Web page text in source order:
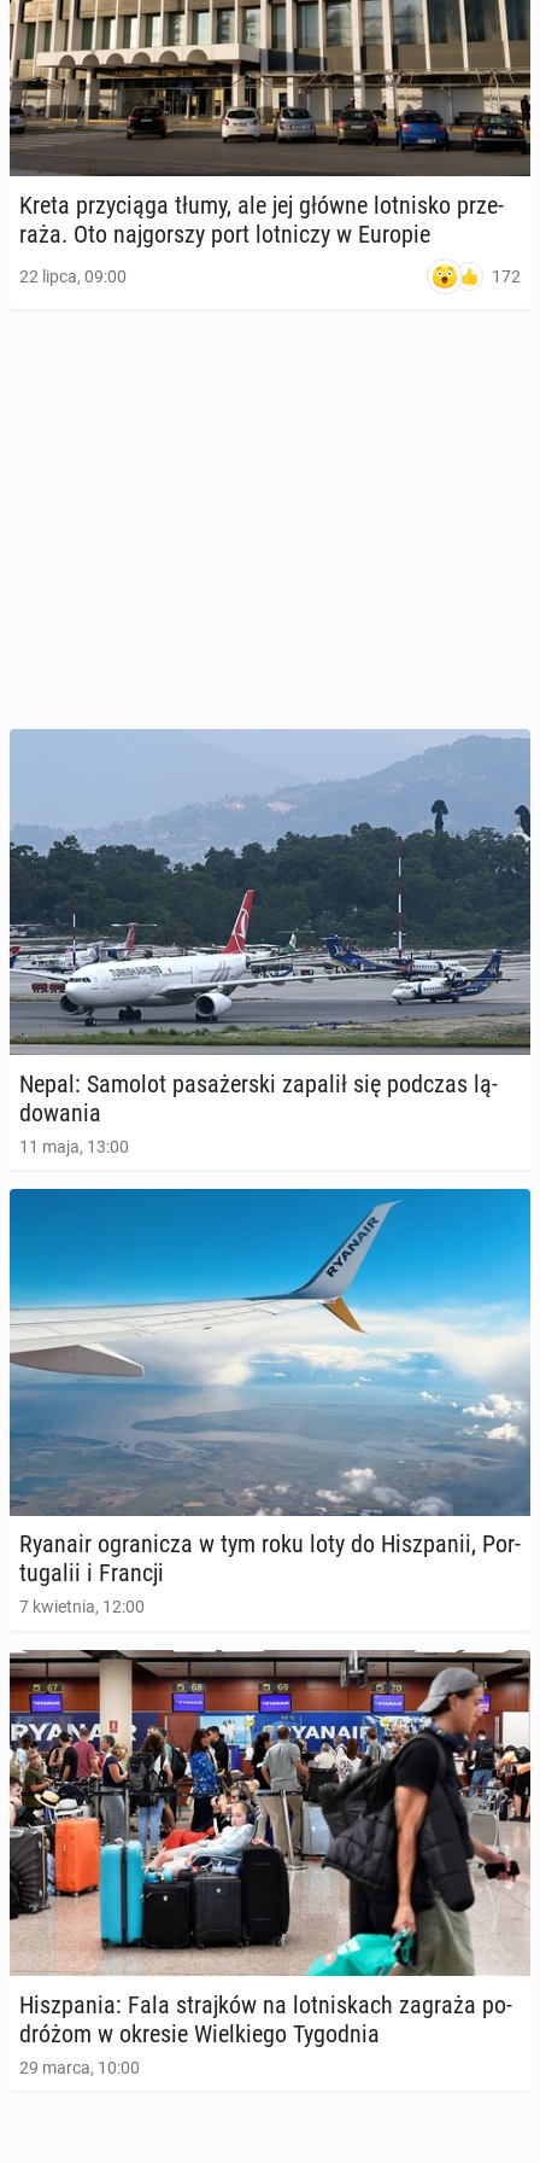
Kreta przy­cią­ga tłumy, ale jej główne lot­ni­sko prze­
ra­ża. Oto naj­gor­szy port lot­ni­czy w Europie
22 lipca, 09:00 172
Nepal: Samolot pa­sa­żer­ski zapalił się podczas lą­
do­wa­nia
11 maja, 13:00
Ryanair ogra­ni­cza w tym roku loty do Hisz­pa­nii, Por­
tu­ga­lii i Francji
7 kwietnia, 12:00
Hisz­pa­nia: Fala straj­ków na lot­ni­skach zagraża po­
dró­żom w okresie Wiel­kie­go Ty­go­dnia
29 marca, 10:00